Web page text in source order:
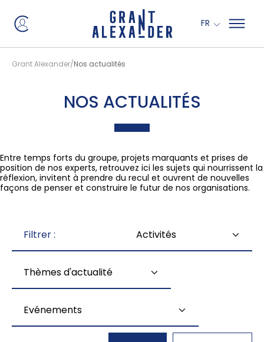
FR
Grant Alexander Nos actualités
NOS ACTUALITÉS
Entre temps forts du groupe, projets marquants et prises de
position de nos experts, retrouvez ici les sujets qui nourrissent la
réflexion, invitent à prendre du recul et ouvrent de nouvelles
façons de penser et construire le futur de nos organisations.
Filtrer :